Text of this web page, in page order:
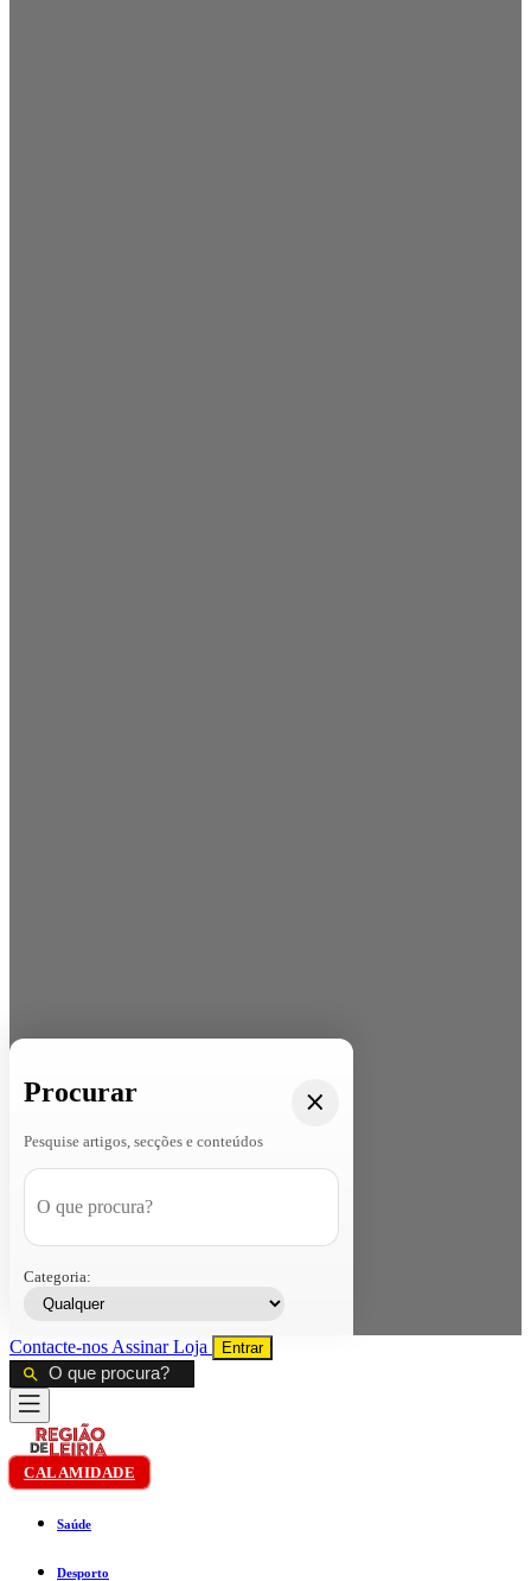
Procurar
Pesquise artigos, secções e conteúdos
Categoria:
Contacte-nos AssinarLoja Entrar
CALAMIDADE
Saúde
Desporto